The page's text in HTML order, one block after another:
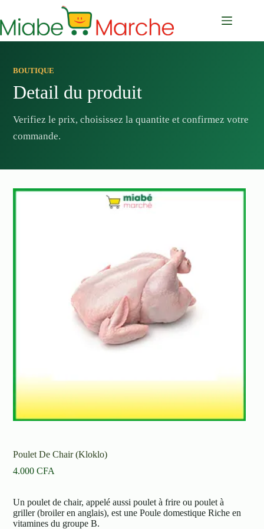
contenu
BOUTIQUE
Detail du produit
Verifiez le prix, choisissez la quantite et confirmez votre
commande.
Poulet De Chair (Kloklo)
4.000CFA
Un poulet de chair, appelé aussi poulet à frire ou poulet à
griller (broiler en anglais), est une Poule domestique Riche en
vitamines du groupe B.